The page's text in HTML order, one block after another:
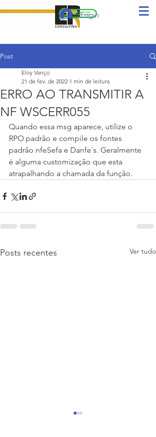
Login
Post
ERRO AO TRANSMITIR A
NF WSCERR055
Eloy Vanço
21 de fev. de 2022 1 min de leitura
Quando essa msg aparece, utilize o
RPO padrão e compile os fontes
padrão nfeSefa e Danfe´s. Geralmente
é alguma customização que esta
atrapalhando a chamada da função.
Posts recentes Ver tudo